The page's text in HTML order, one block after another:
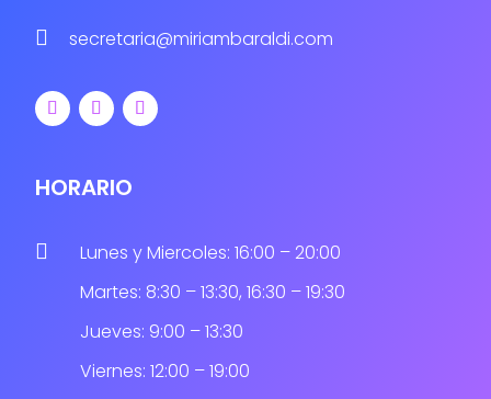
 secretaria@miriambaraldi.com
HORARIO

Lunes y Miercoles: 16:00 – 20:00
Martes: 8:30 – 13:30, 16:30 – 19:30
Jueves: 9:00 – 13:30
Viernes: 12:00 – 19:00